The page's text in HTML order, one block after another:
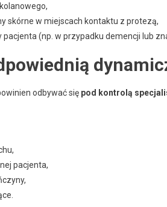
skórne w miejscach kontaktu z protezą,
pacjenta (np. w przypadku demencji lub
odbywać się pod kontrolą
pacjenta,